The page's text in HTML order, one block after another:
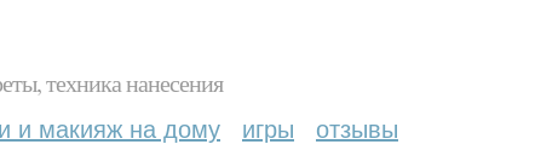
техника нанесения
и макияж на дому игры отзывы